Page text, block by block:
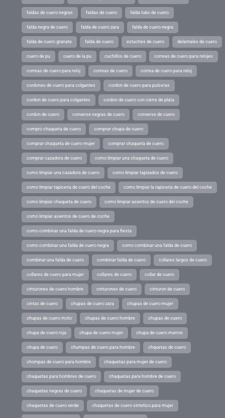
faldas de cuero negras faldas de cuero falda tubo de cuero
falda negra de cuero falda de cuero zara falda de cuero negra
falda de cuero granate falda de cuero estuches de cuero delantales de cuero
cuero de pu cuero de la pu cuchillos de cuero correas de cuero para relojes
correas de cuero para reloj correas de cuero correa de cuero para reloj
cordones de cuero para colgantes cordon de cuero para pulseras
cordon de cuero para colgantes cordon de cuero con cierre de plata
cordon de cuero converse negras de cuero converse de cuero
compro chaqueta de cuero comprar chupa de cuero
comprar chaqueta de cuero mujer comprar chaqueta de cuero
comprar cazadora de cuero como limpiar una chaqueta de cuero
como limpiar una cazadora de cuero como limpiar tapizados de cuero
como limpiar tapiceria de cuero del coche como limpiar la tapiceria de cuero del coche
como limpiar chaqueta de cuero como limpiar asientos de cuero del coche
como limpiar asientos de cuero de coche
como combinar una falda de cuero negra para fiesta
como combinar una falda de cuero negra como combinar una falda de cuero
combinar una falda de cuero combinar falda de cuero collares largos de cuero
collares de cuero para mujer collares de cuero collar de cuero
cinturones de cuero hombre cinturones de cuero cinturon de cuero
cintas de cuero chupas de cuero zara chupas de cuero mujer
chupas de cuero moto chupas de cuero hombre chupas de cuero
chupa de cuero roja chupa de cuero mujer chupa de cuero marron
chupa de cuero chumpas de cuero para hombre chquetas de cuero
chompas de cuero para hombre chaquetas para mujer de cuero
chaquetas para hombres de cuero chaquetas para hombre de cuero
chaquetas negras de cuero chaquetas de mujer de cuero
chaquetas de cuero verde chaquetas de cuero sintetico para mujer